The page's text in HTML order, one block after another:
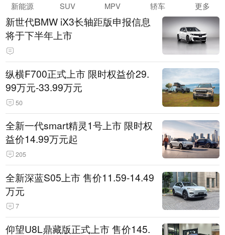
新能源 SUV MPV 轿车 更多
新世代BMW iX3长轴距版申报信息
将于下半年上市
纵横F700正式上市 限时权益价29.
99万元-33.99万元
50
全新一代smart精灵1号上市 限时权
益价14.99万元起
205
全新深蓝S05上市 售价11.59-14.49
万元
7
仰望U8L鼎藏版正式上市 售价145.